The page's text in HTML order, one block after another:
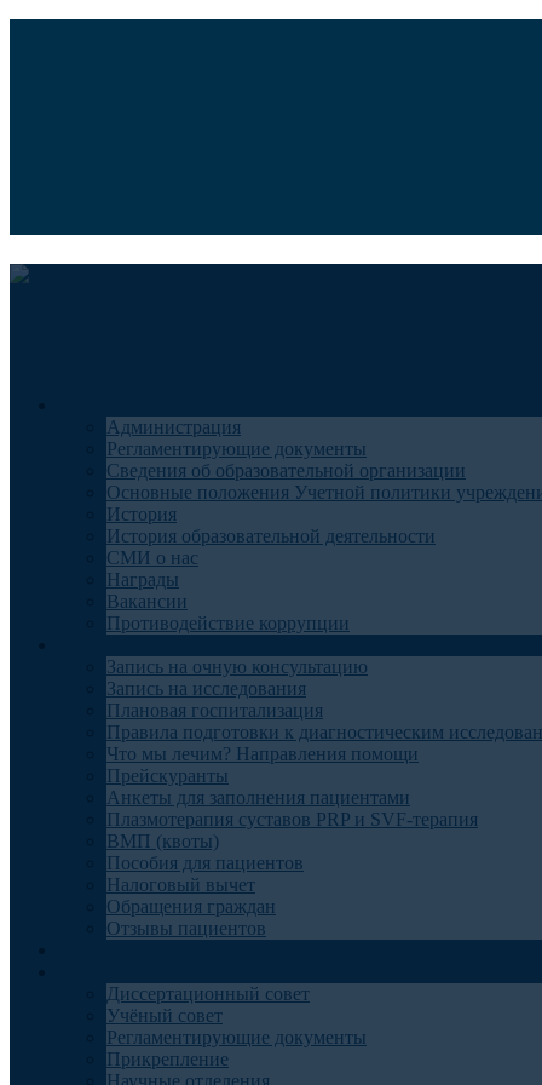
Администрация
Регламентирующие документы
Сведения об образовательной организации
Основные положения Учетной политики
История
История образовательной деятельности
СМИ о нас
Награды
Вакансии
Противодействие коррупции
Запись на очную консультацию
Запись на исследования
Плановая госпитализация
Правила подготовки к диагностическим
Что мы лечим? Направления помощи
Прейскуранты
Анкеты для заполнения пациентами
Плазмотерапия суставов PRP и SVF-терапия
ВМП (квоты)
Пособия для пациентов
Налоговый вычет
Обращения граждан
Отзывы пациентов
Диссертационный совет
Учёный совет
Регламентирующие документы
Прикрепление
Научные отделения